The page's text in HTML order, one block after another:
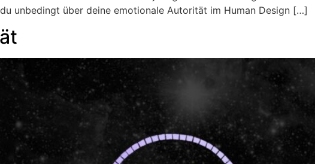
unbedingt über deine emotionale Autorität im Human Design […]